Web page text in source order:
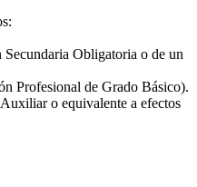
Obligatoria o de un
Profesional de Grado Básico).
o equivalente a efectos